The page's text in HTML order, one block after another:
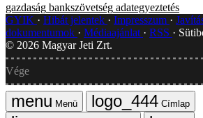
gazdaság bankszövetség adategyeztetés
GYIK
Hibát jelentek Impresszum
dokumentumok
Médiaajánlat RSS
© 2026 Magyar Jeti Zrt.
Vége
Menü
Címlap